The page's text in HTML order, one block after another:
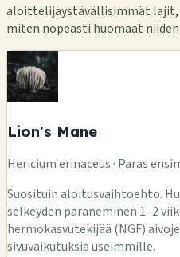
aloittelijaystävällisimmät lajit,
miten nopeasti huomaat
Lion's Mane
Hericium erinaceus · Paras
Suosituin aloitusvaihtoehto.
selkeyden paraneminen 1–2
hermokasvutekijää (NGF)
sivuvaikutuksia useimmille.